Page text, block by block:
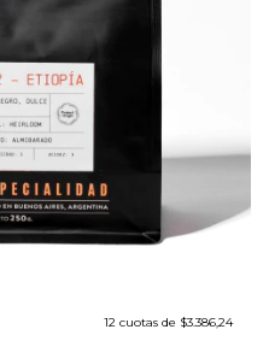
12 cuotas de $3.386,24